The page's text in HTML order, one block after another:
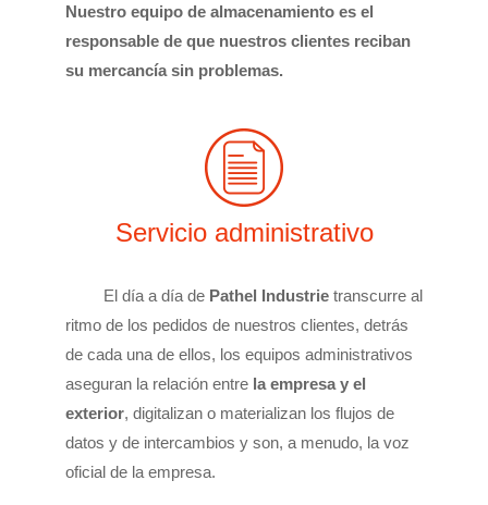
Nuestro equipo de almacenamiento es el
responsable de que nuestros clientes reciban
su mercancía sin problemas.
Servicio administrativo
El día a día de Pathel Industrie transcurre al
ritmo de los pedidos de nuestros clientes, detrás
de cada una de ellos, los equipos administrativos
aseguran la relación entre la empresa y el
exterior, digitalizan o materializan los flujos de
datos y de intercambios y son, a menudo, la voz
oficial de la empresa.